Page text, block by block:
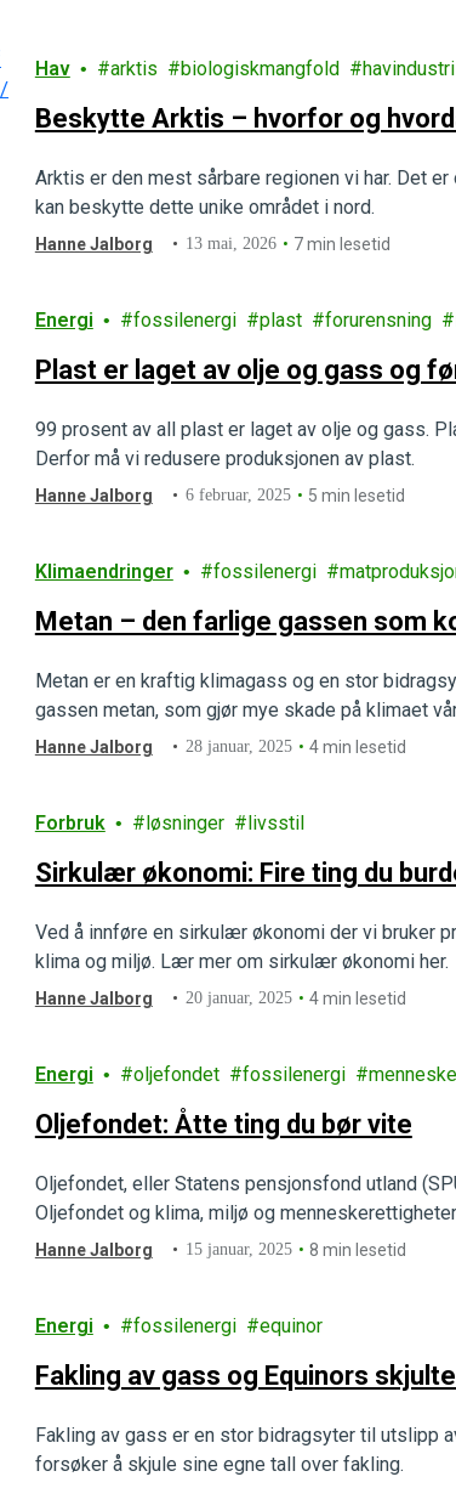
Hav arktis biologiskmangfold havindustri
Beskytte Arktis – hvorfor og
Arktis er den mest sårbare regionen vi har. Det
kan beskytte dette unike området i nord.
Hanne Jalborg 13 mai, 2026 7 min lesetid
Energi fossilenergi plast forurensning
Plast er laget av olje og gass og
99 prosent av all plast er laget av olje og gass.
Derfor må vi redusere produksjonen av plast.
Hanne Jalborg 6 februar, 2025 5 min lesetid
Klimaendringer fossilenergi
Metan – den farlige gassen som
Metan er en kraftig klimagass og en stor
gassen metan, som gjør mye skade på klimaet
Hanne Jalborg 28 januar, 2025 4 min lesetid
Forbruk løsninger livsstil
Sirkulær økonomi: Fire ting du
Ved å innføre en sirkulær økonomi der vi bruker
klima og miljø. Lær mer om sirkulær økonomi her.
Hanne Jalborg 20 januar, 2025 4 min lesetid
Energi oljefondet fossilenergi
Oljefondet: Åtte ting du bør vite
Oljefondet, eller Statens pensjonsfond utland
Oljefondet og klima, miljø og
Hanne Jalborg 15 januar, 2025 8 min lesetid
Energi fossilenergi equinor
Fakling av gass og Equinors
Fakling av gass er en stor bidragsyter til utslipp
forsøker å skjule sine egne tall over fakling.